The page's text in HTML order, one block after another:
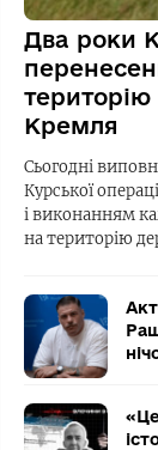
Два роки
Кремля
Сьогодні
Курської
і виконанням
на територію